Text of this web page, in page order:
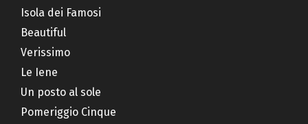
Isola dei Famosi
Beautiful
Verissimo
Le Iene
Un posto al sole
Pomeriggio Cinque